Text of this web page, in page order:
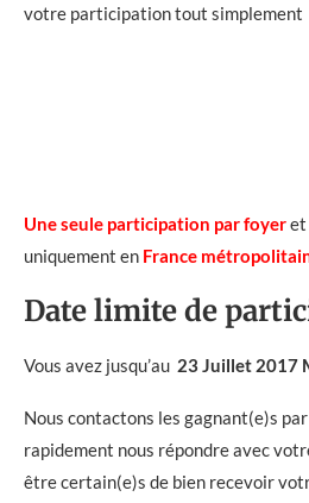
votre participation tout simplement
Une seule participation par foyeret
uniquement en France
Date limite de
Vous avez jusqu’au 23 Juillet 2017
Nous contactons les gagnant(e)s
rapidement nous répondre avec
être certain(e)s de bien recevoir